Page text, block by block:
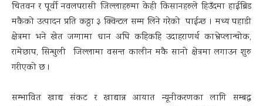
चितवन र पूर्वी नवलपरासी जिल्लाहरुमा केही किसानहरुले हिउँदमा हाईब्रिड
मकैको उत्पादन प्रति कठ्ठा ३ क्विन्टल सम्म लिने गरेको पाईन्छ । मध्य पहाडी
क्षेत्रमा भने खेत जग्गामा धान अघि कहिकहि उदाहराणर्थ काभ्रेप्लान्चोक,
रामेछाप, सिन्धुली जिल्लामा वसन्त कालीन मकै सानो क्षेत्रमा लगाउन शुरु
गरीएको छ ।
सम्भावित खाद्य संकट र खाद्यान्न आयात न्यूनीकरणका लागि सम्बद्ध